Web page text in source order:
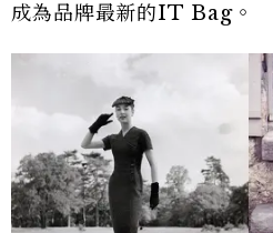
成為品牌最新的IT Bag。